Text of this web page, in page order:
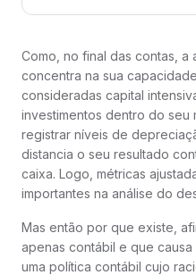
Como, no final das contas, a
concentra na sua
consideradas capital
investimentos dentro do
registrar níveis de
distancia o seu resultado
caixa. Logo, métricas
importantes na análise do
Mas então por que existe,
apenas contábil e que
uma política contábil cujo